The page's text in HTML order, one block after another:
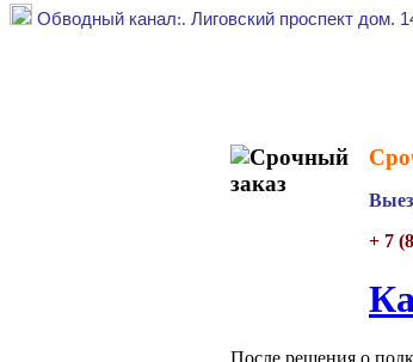
Обводный канал:. Лиговский проспект дом.
+ 7
После решения о